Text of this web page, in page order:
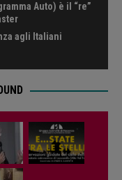
Auto) è il “re”
agli Italiani